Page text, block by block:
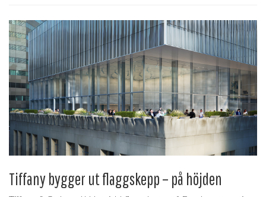
Tiffany bygger ut flaggskepp – på höjden